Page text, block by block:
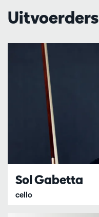
Uitvoerders
Sol Gabetta
cello